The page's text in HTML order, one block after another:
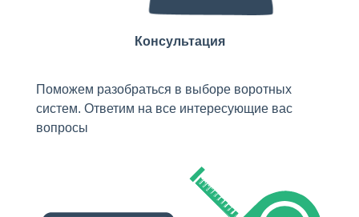
Консультация
Поможем разобраться в выборе воротных
систем. Ответим на все интересующие вас
вопросы